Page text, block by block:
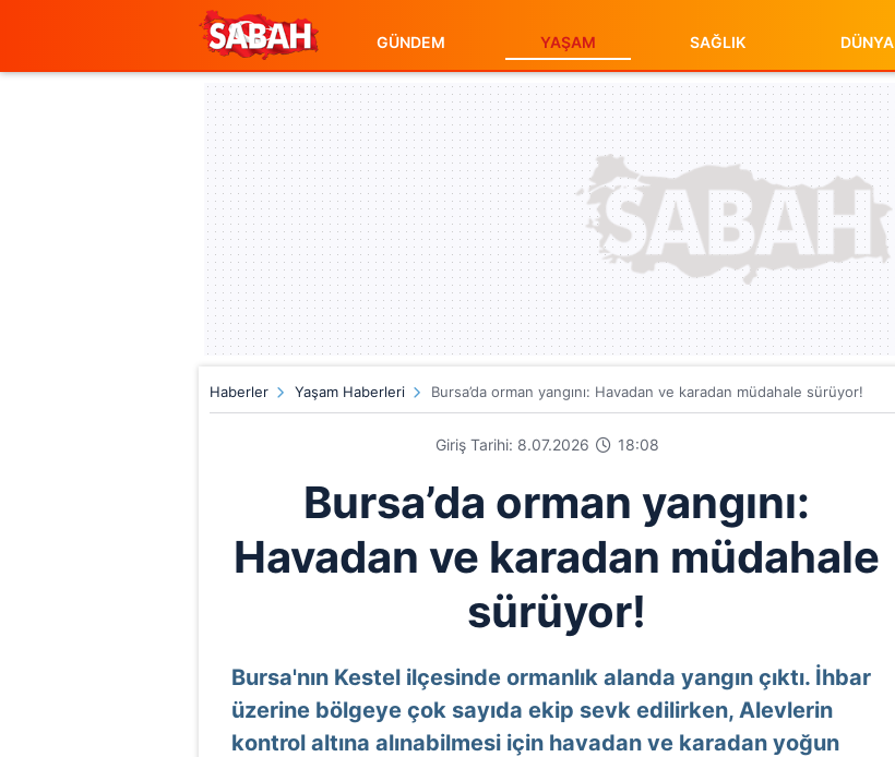
GÜNDEM YAŞAM SAĞLIK DÜNYA
Haberler Yaşam Haberleri Bursa’da orman yangını: Havadan ve karadan müdahale sürüyor!
Giriş Tarihi: 8.07.2026 18:08
Bursa’da orman yangını:
Havadan ve karadan müdahale
sürüyor!
Bursa'nın Kestel ilçesinde ormanlık alanda yangın çıktı. İhbar
üzerine bölgeye çok sayıda ekip sevk edilirken, Alevlerin
kontrol altına alınabilmesi için havadan ve karadan yoğun